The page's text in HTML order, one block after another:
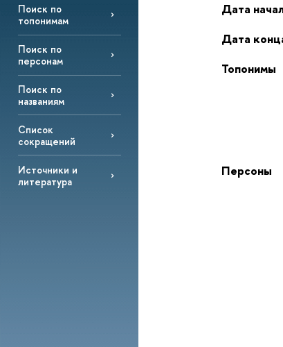
Поиск по
топонимам
Поиск по
персонам
Поиск по
названиям
Список
сокращений
Источники и
литература
Дата
Дата
Топонимы
Персоны